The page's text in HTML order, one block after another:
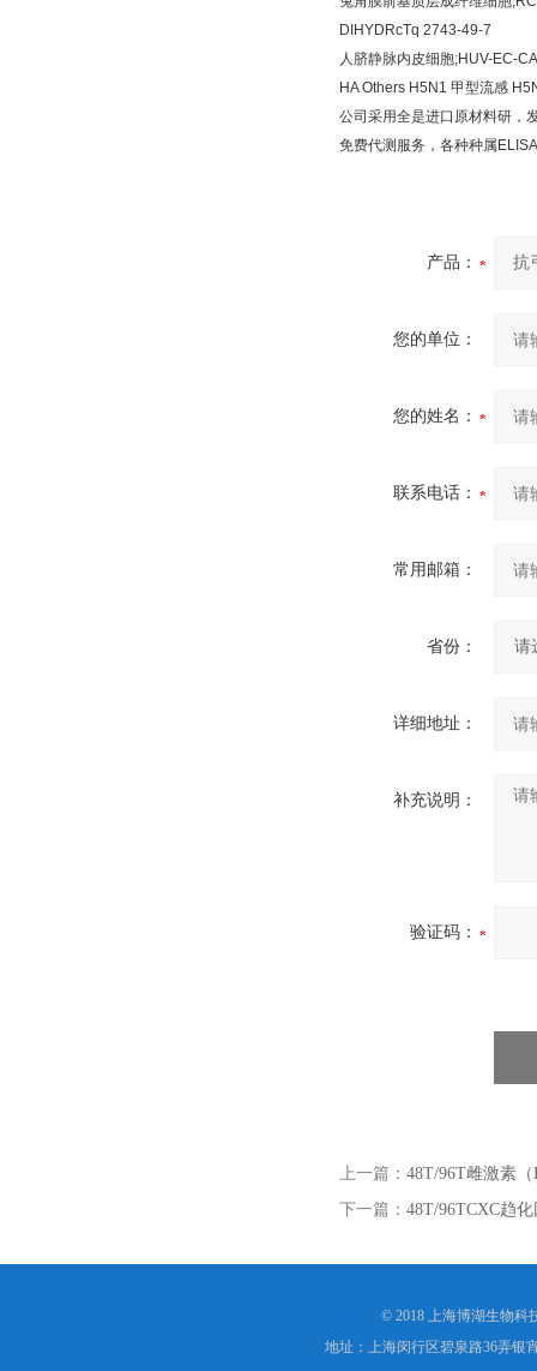
DIHYDRcTq 2743-49-7
人脐静脉内皮细胞;HUV-EC-
HA Others H5N1 甲型流感
公司采用全是进口原材料研，
免费代测服务，各种种属ELISA
产品：
您的单位：
您的姓名：
联系电话：
常用邮箱：
省份：
详细地址：
补充说明：
验证码：
上一篇： 48T/96T雌激素
下一篇： 48T/96TCXC趋
© 2018 上海博湖生物科
地址：上海闵行区碧泉路36弄银